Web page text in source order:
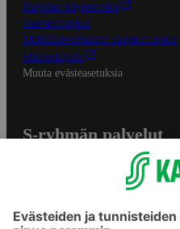
Palvelun käyttöehdot
Saavutettavuus
Mobiilisovelluksen saavutettavuus
Mainostajalle
Muuta evästeasetuksia
S-ryhmän palvelut
Yhteishyvä Ruoka -sovellus